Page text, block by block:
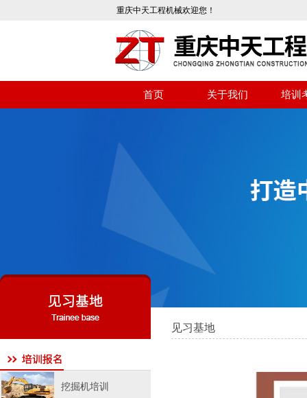
重庆中天工程机械欢迎您！
首页 关于我们 培训
挖掘机培训
见习基地